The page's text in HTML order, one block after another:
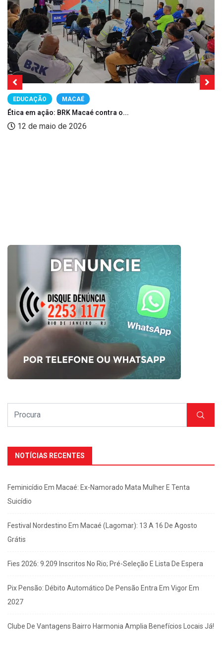
EDUCAÇÃO MACAÉ
Ética em ação: BRK Macaé contra o...
12 de maio de 2026
NOTÍCIAS RECENTES
Feminicídio Em Macaé: Ex-Namorado Mata Mulher E Tenta
Suicídio
Festival Nordestino Em Macaé (Lagomar): 13 A 16 De Agosto
Grátis
Fies 2026: 9.209 Inscritos No Rio; Pré-Seleção E Lista De Espera
Pix Pensão: Débito Automático De Pensão Entra Em Vigor Em
2027
Clube De Vantagens Bairro Harmonia Amplia Benefícios Locais Já!